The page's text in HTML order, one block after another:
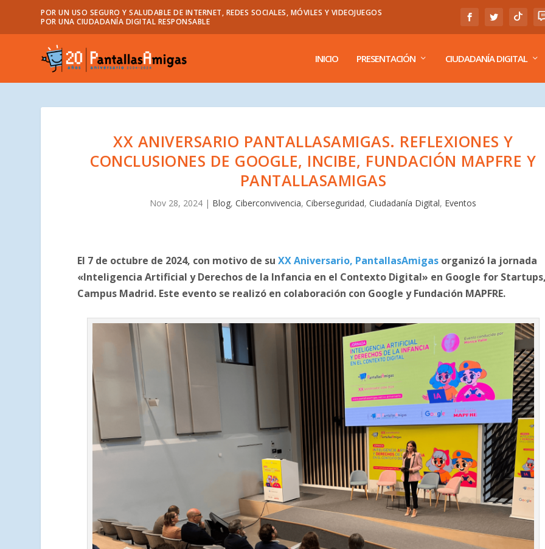
POR UN USO SEGURO Y SALUDABLE DE INTERNET, REDES SOCIALES, MÓVILES Y VIDEOJUEGOS
POR UNA CIUDADANÍA DIGITAL RESPONSABLE
INICIO PRESENTACIÓN CIUDADANÍA DIGITAL
XX ANIVERSARIO PANTALLASAMIGAS. REFLEXIONES Y
CONCLUSIONES DE GOOGLE, INCIBE, FUNDACIÓN MAPFRE Y
PANTALLASAMIGAS
Nov 28, 2024 | Blog,Ciberconvivencia,Ciberseguridad,Ciudadanía Digital, Eventos
El 7 de octubre de 2024, con motivo de suXX Aniversario, PantallasAmigas organizó la jornada
«Inteligencia Artificial y Derechos de la Infancia en el Contexto Digital» en Google for
Campus Madrid. Este evento se realizó en colaboración con Google y Fundación MAPFRE.